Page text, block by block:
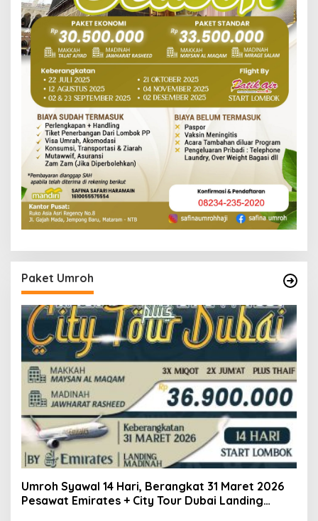
Paket Umroh
Umroh Syawal 14 Hari, Berangkat 31 Maret 2026
Pesawat Emirates + City Tour Dubai Landing